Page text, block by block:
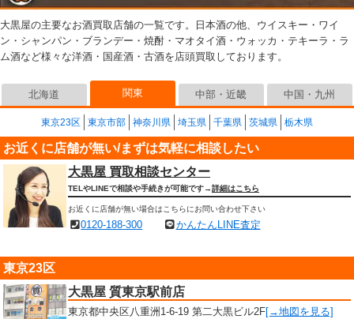
大黒屋の主要なお酒買取店舗の一覧です。日本酒の他、ウイスキー・ワイ
ン・シャンパン・ブランデー・焼酎・マオタイ酒・ウォッカ・テキーラ・ラ
ム酒など様々な洋酒・国産酒・古酒を店頭買取しております。
北海道 関東 中部・近畿 中国・九州
東京23区 東京市部 神奈川県 埼玉県 千葉県 茨城県 栃木県
お近くに店舗が無い/まずは気軽に相談したい
大黒屋 買取相談センター
TELやLINEで相談や手続きが可能です→詳細はこちら
お近くに店舗が無い場合はこちらにお問い合わせ下さい
0120-188-300 かんたんLINE査定
東京23区
大黒屋 質東京駅前店
東京都中央区八重洲1-6-19 第二大黒ビル2F[→地図を見る]